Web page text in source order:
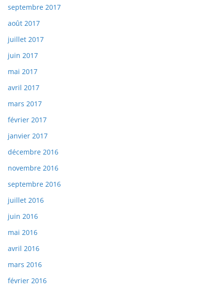
septembre 2017
août 2017
juillet 2017
juin 2017
mai 2017
avril 2017
mars 2017
février 2017
janvier 2017
décembre 2016
novembre 2016
septembre 2016
juillet 2016
juin 2016
mai 2016
avril 2016
mars 2016
février 2016